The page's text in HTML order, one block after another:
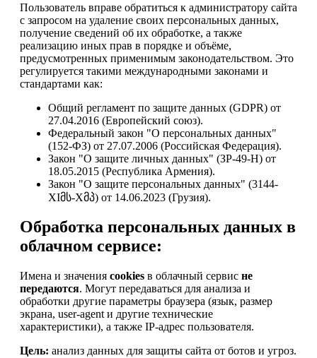
Пользователь вправе обратиться к администратору сайта
с запросом на удаление своих персональных данных,
получение сведений об их обработке, а также
реализацию иных прав в порядке и объёме,
предусмотренных применимым законодательством. Это
регулируется такими международными законами и
стандартами как:
Общий регламент по защите данных (GDPR) от
27.04.2016 (Европейский союз).
Федеральный закон "О персональных данных"
(152-ФЗ) от 27.07.2006 (Российская Федерация).
Закон "О защите личных данных" (ЗР-49-Н) от
18.05.2015 (Республика Армения).
Закон "О защите персональных данных" (3144-
XIმს-Xმპ) от 14.06.2023 (Грузия).
Обработка персональных данных в
облачном сервисе:
Имена и значения cookies в облачный сервис не
передаются. Могут передаваться для анализа и
обработки другие параметры браузера (язык, размер
экрана, user-agent и другие технические
характеристики), а также IP-адрес пользователя.
Цель: анализ данных для защиты сайта от ботов и угроз.